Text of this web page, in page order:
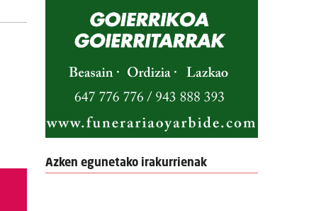
Azken egunetako irakurrienak